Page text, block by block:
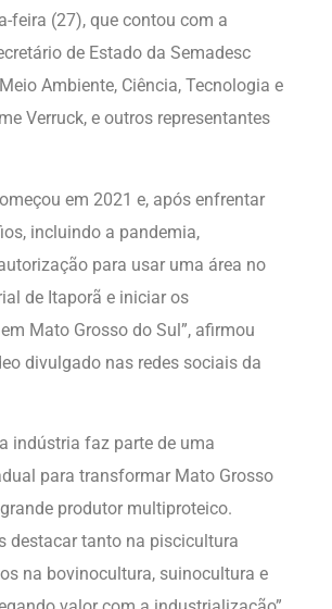
feira (27), que contou com a
de Estado da Semadesc
Ambiente, Ciência, Tecnologia e
Verruck, e outros representantes
em 2021 e, após enfrentar
incluindo a pandemia,
para usar uma área no
de Itaporã e iniciar os
Mato Grosso do Sul”, afirmou
divulgado nas redes sociais da
indústria faz parte de uma
para transformar Mato Grosso
produtor multiproteico.
destacar tanto na piscicultura
na bovinocultura, suinocultura e